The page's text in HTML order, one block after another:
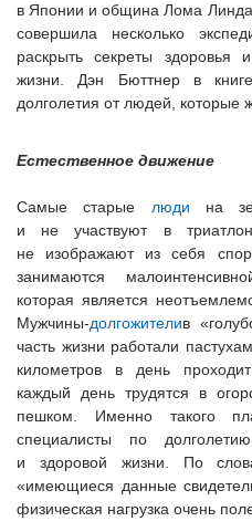
в Японии и община Лома
совершила несколько
раскрыть секреты здоровья
жизни. Дэн Бюттнер в
долголетия от людей, которые
Естественное движение
Самые старые люди на
и не участвуют в
не изображают из себя
занимаются
которая является
Мужчины-долгожителив
часть жизни работали
километров в день
каждый день трудятся в
пешком. Именно такого
специалисты по
и здоровой жизни. По
«имеющиеся данные
физическая нагрузка очень